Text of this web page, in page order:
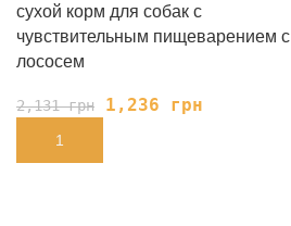
сухой корм для собак с
чувствительным пищеварением с
лососем
2,131грн 1,236 грн
В КОРЗИНУ